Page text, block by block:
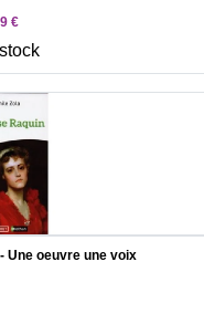
€
Une oeuvre une voix